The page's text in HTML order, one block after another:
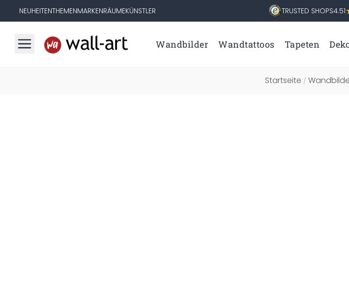
NEUHEITENTHEMENMARKENRÄUMEKÜNSTLER TRUSTED SHOPS4.51
Wandbilder Wandtattoos Tapeten
Startseite /